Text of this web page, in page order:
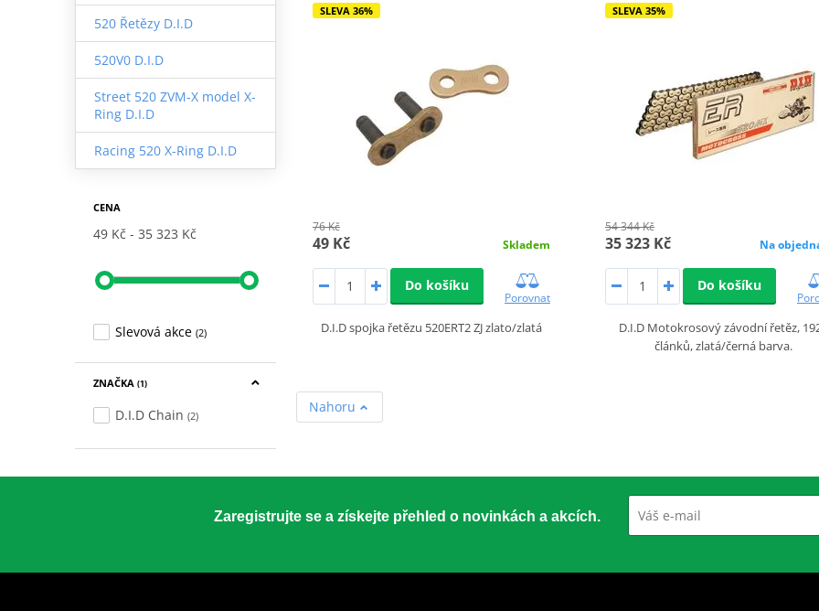
520 Řetězy D.I.D
520V0 D.I.D
Street 520 ZVM-X model X-
Ring D.I.D
Racing 520 X-Ring D.I.D
CENA
49 Kč 35 323 Kč
Slevová akce (2)
ZNAČKA (1)
D.I.D Chain (2)
SLEVA 36%
76 Kč
49 Kč Skladem
Do košíku
Porovnat
D.I.D spojka řetězu 520ERT2 ZJ zlato/zlatá
SLEVA 35%
54 344 Kč
35 323 Kč Na
Do košíku
D.I.D Motokrosový závodní řetěz,
článků, zlatá/černá barva.
Nahoru
Zaregistrujte se a získejte přehled o novinkách a akcích.